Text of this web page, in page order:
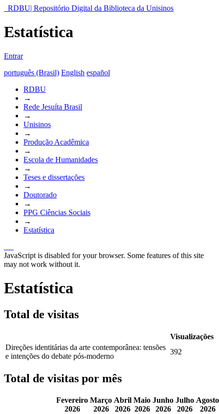
RDBU| Repositório Digital da Biblioteca da Unisinos
Estatística
Entrar
português (Brasil) English español
RDBU
→
Rede Jesuíta Brasil
→
Unisinos
→
Produção Acadêmica
→
Escola de Humanidades
→
Teses e dissertações
→
Doutorado
→
PPG Ciências Sociais
→
Estatística
JavaScript is disabled for your browser. Some features of this site
may not work without it.
Estatística
Total de visitas
Visualizações
Direções identitárias da arte contemporânea: tensões
e intenções do debate pós-moderno
392
Total de visitas por mês
Fevereiro
2026
Março
2026
Abril
2026
Maio
2026
Junho
2026
Julho
2026
Agosto
2026